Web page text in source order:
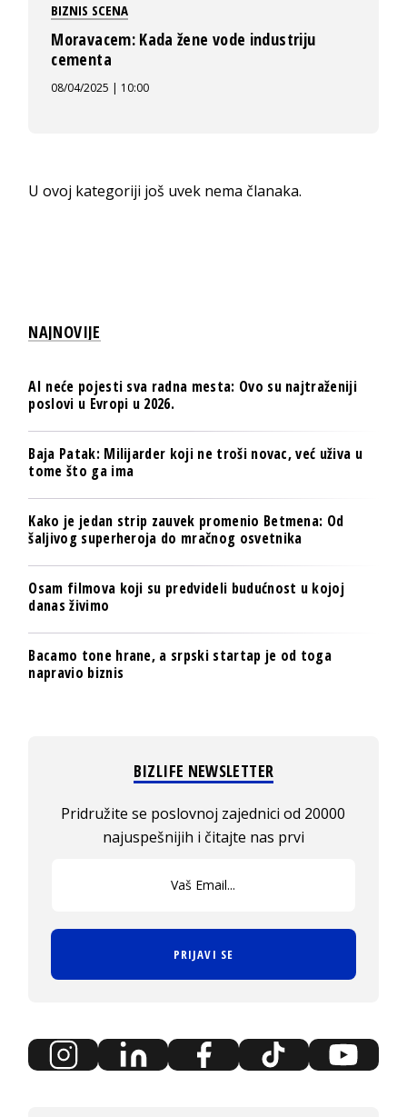
BIZNIS SCENA
Moravacem: Kada žene vode industriju
cementa
08/04/2025 | 10:00
U ovoj kategoriji još uvek nema članaka.
NAJNOVIJE
AI neće pojesti sva radna mesta: Ovo su najtraženiji
poslovi u Evropi u 2026.
Baja Patak: Milijarder koji ne troši novac, već uživa u
tome što ga ima
Kako je jedan strip zauvek promenio Betmena: Od
šaljivog superheroja do mračnog osvetnika
Osam filmova koji su predvideli budućnost u kojoj
danas živimo
Bacamo tone hrane, a srpski startap je od toga
napravio biznis
BIZLIFE NEWSLETTER
Pridružite se poslovnoj zajednici od 20000
najuspešnijih i čitajte nas prvi
PRIJAVI SE